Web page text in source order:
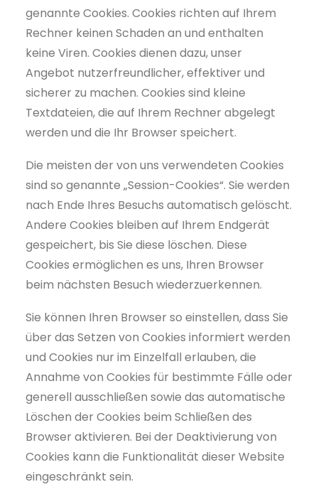
genannte Cookies. Cookies richten auf Ihrem
Rechner keinen Schaden an und enthalten
keine Viren. Cookies dienen dazu, unser
Angebot nutzerfreundlicher, effektiver und
sicherer zu machen. Cookies sind kleine
Textdateien, die auf Ihrem Rechner abgelegt
werden und die Ihr Browser speichert.
Die meisten der von uns verwendeten Cookies
sind so genannte „Session-Cookies“. Sie werden
nach Ende Ihres Besuchs automatisch gelöscht.
Andere Cookies bleiben auf Ihrem Endgerät
gespeichert, bis Sie diese löschen. Diese
Cookies ermöglichen es uns, Ihren Browser
beim nächsten Besuch wiederzuerkennen.
Sie können Ihren Browser so einstellen, dass Sie
über das Setzen von Cookies informiert werden
und Cookies nur im Einzelfall erlauben, die
Annahme von Cookies für bestimmte Fälle oder
generell ausschließen sowie das automatische
Löschen der Cookies beim Schließen des
Browser aktivieren. Bei der Deaktivierung von
Cookies kann die Funktionalität dieser Website
eingeschränkt sein.